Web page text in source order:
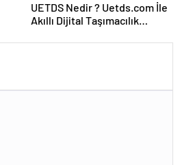
UETDS Nedir ? Uetds.com İle
Akıllı Dijital Taşımacılık